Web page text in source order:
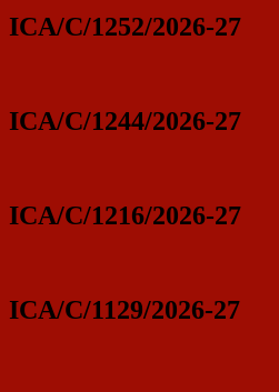
ICA/C/1252/2026-27
ICA/C/1244/2026-27
ICA/C/1216/2026-27
ICA/C/1129/2026-27